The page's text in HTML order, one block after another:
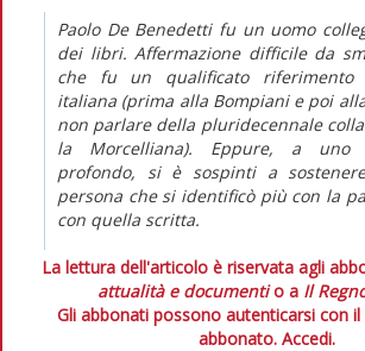
Paolo De Benedetti fu un uomo
dei libri. Affermazione difficile da
che fu un qualificato riferimento
italiana (prima alla Bompiani e poi
non parlare della pluridecennale
la Morcelliana). Eppure, a uno
profondo, si è sospinti a
persona che si identificò più con la
con quella scritta.
La lettura dell'articolo è riservata agli
attualità e documentio a Il
Gli abbonati possono autenticarsi con
abbonato. Accedi.